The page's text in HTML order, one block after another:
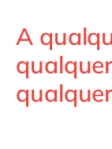
Malaysia
Morocco
Netherlands
A